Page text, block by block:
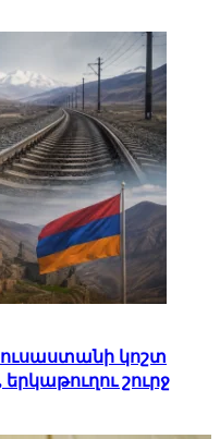
կոշտ
շուրջ